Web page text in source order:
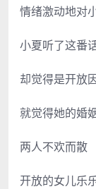
情绪激动地对
小夏听了这番
却觉得是开放
就觉得她的婚
两人不欢而散
开放的女儿乐